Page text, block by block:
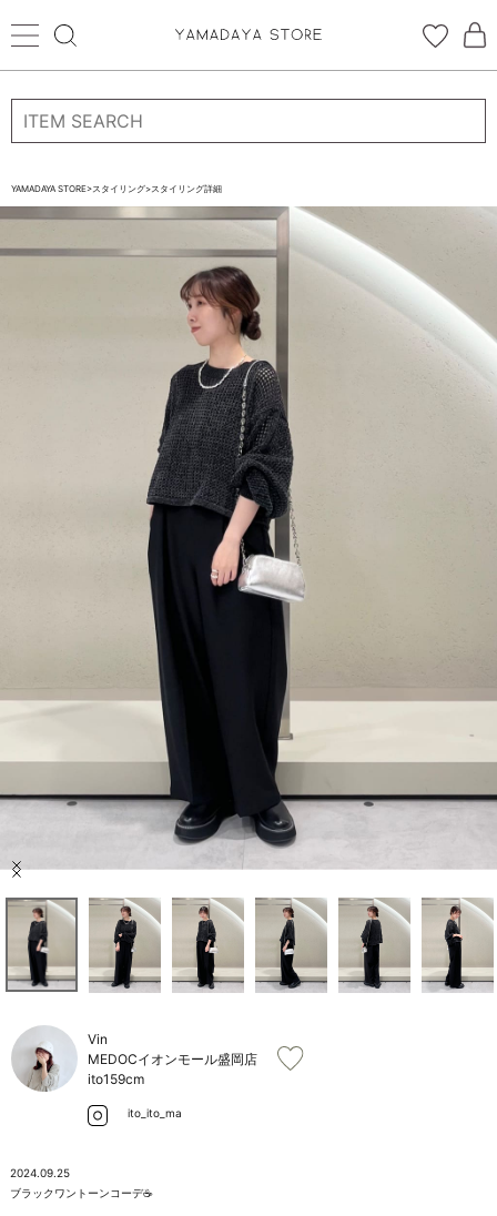
ログイン 新規会員登録
STORE BRAND・LABELから探す
ご利用ガイド/ヘルプ
YAMADAYA STORE>スタイリング>スタイリング詳細
Item
Vin
MEDOCイオンモール盛岡店
ito159cm
ito_ito_ma
2024.09.25
ブラックワントーンコーデ☕️
ログイン